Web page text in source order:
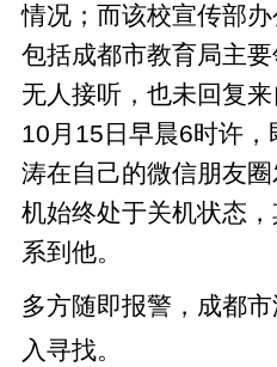
情况；而该校宣传部办
包括成都市教育局主
无人接听，也未回复来
10月15日早晨6时许
涛在自己的微信朋友圈
机始终处于关机状态
系到他。
多方随即报警，成都
入寻找。